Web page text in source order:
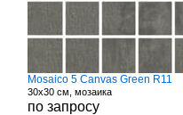
Mosaico 5 Canvas Green R11
30x30 см, мозаика
по запросу